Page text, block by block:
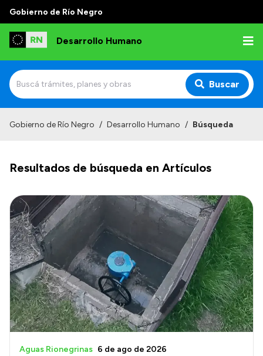
Gobierno de Río Negro
Desarrollo Humano
Buscar
Misión
Autoridades
Delegaciones
Normativa
Transparencia
Presupuesto
Boletín Oficial
Compras y licitaciones
Gobierno de Río Negro / Desarrollo Humano / Búsqueda
Resultados de búsqueda en Artículos
Aguas Rionegrinas 6 de ago de 2026